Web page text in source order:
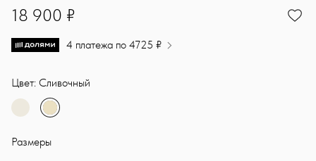
18900
18 900 ₽
4 платежа по 4725 ₽
Цвет: Сливочный
Размеры